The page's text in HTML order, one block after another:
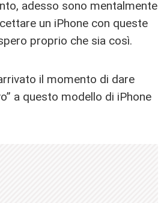
adesso sono mentalmente
un iPhone con queste
proprio che sia così.
il momento di dare
a questo modello di iPhone